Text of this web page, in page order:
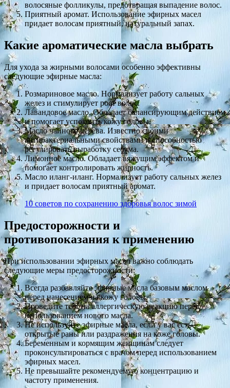
волосяные фолликулы, предотвращая выпадение волос.
Приятный аромат. Использование эфирных масел
придает волосам приятный, натуральный запах.
Какие ароматические масла выбрать
Для ухода за жирными волосами особенно эффективны
следующие эфирные масла:
Розмариновое масло. Нормализует работу сальных
желез и стимулирует рост волос.
Лавандовое масло. Обладает балансирующим действием
и помогает успокоить кожу головы.
Масло чайного дерева. Известно своими
антибактериальными свойствами и способностью
регулировать выработку себума.
Лимонное масло. Обладает вяжущим эффектом и
помогает контролировать жирность.
Масло иланг-иланг. Нормализует работу сальных желез
и придает волосам приятный аромат.
10 советов по сохранению здоровья волос зимой
Предосторожности и
противопоказания к применению
При использовании эфирных масел важно соблюдать
следующие меры предосторожности:
Всегда разбавляйте эфирные масла базовым маслом
перед нанесением на кожу головы.
Проведите тест на аллергическую реакцию перед
использованием нового масла.
Не используйте эфирные масла, если у вас есть
открытые раны или раздражения на коже головы.
Беременным и кормящим женщинам следует
проконсультироваться с врачом перед использованием
эфирных масел.
Не превышайте рекомендуемую концентрацию и
частоту применения.